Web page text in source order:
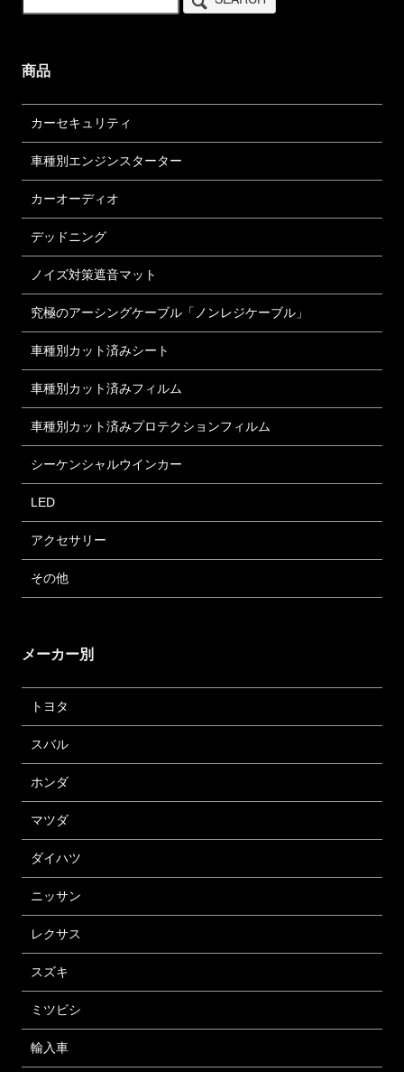
商品
カーセキュリティ
車種別エンジンスターター
カーオーディオ
デッドニング
ノイズ対策遮音マット
究極のアーシングケーブル「ノンレジケーブル」
車種別カット済みシート
車種別カット済みフィルム
車種別カット済みプロテクションフィルム
シーケンシャルウインカー
LED
アクセサリー
その他
メーカー別
トヨタ
スバル
ホンダ
マツダ
ダイハツ
ニッサン
レクサス
スズキ
ミツビシ
輸入車